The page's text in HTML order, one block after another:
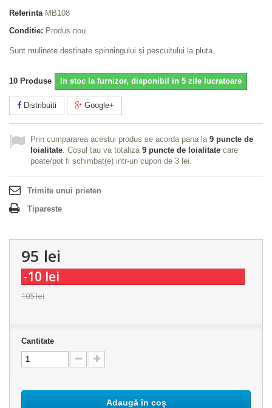
Referinta MB108
Conditie: Produs nou
Sunt mulinete destinate spinningului si pescuitului la pluta.
10 Produse In stoc la furnizor, disponibil in 5 zile lucratoare
Distribuiti Google+
Prin cumpararea acestui produs se acorda pana la 9 puncte de
loialitate . Cosul tau va totaliza 9 puncte de loialitate care
poate/pot fi schimbat(e) intr-un cupon de 3 lei
Trimite unui prieten
Tipareste
95 lei
-10 lei
105 lei
Cantitate
Adaugă în coș